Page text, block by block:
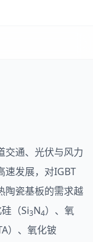
交通、光伏与风力
速发展，对IGBT
陶瓷基板的需求越
（Si3N4）、氧
）、氧化铍